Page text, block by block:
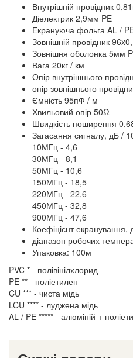
Внутрішній провідник
Діелектрик 2,9мм PE
Екрануюча фольга AL /
Зовнішній провідник
Зовнішня оболонка 5мм
Вага 20кг / км
Опір внутрішнього
опір зовнішнього
Ємність 95пФ / м
Хвильовий опір 50Ω
Швидкість поширення
Загасання сигналу, дБ /
10МГц - 4,6
30МГц - 8,1
50МГц - 10,6
150МГц - 18,5
220МГц - 22,6
450МГц - 32,8
900МГц - 47,6
Коефіцієнт екранування,
діапазон робочих
Упаковка: 100м
PVC * - полівінілхлорид
PE ** - поліетилен
CU *** - чиста мідь
LCU **** - луджена мідь
AL / PE ***** - алюміній +